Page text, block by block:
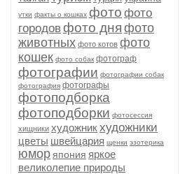
утки факты о кошках фото фото
городовфото дня фото
животных фото котов фото
кошек фото собак фотограф
фотографии фотографии собак
фотография фотографы
фотоподборка
фотоподборки фотосессия
хищники художникхудожники
цветы швейцария щенки эзотерика
юмор япония яркое
великолепие природы